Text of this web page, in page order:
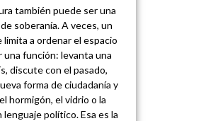
también puede ser una
soberanía. A veces, un
limita a ordenar el espacio
una función: levanta una
discute con el pasado,
forma de ciudadanía y
hormigón, el vidrio o la
político. Esa es la